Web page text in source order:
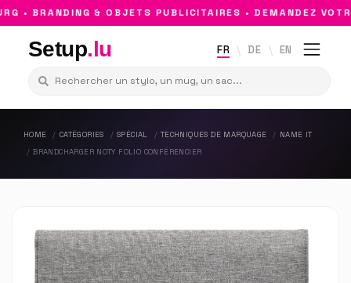
• BRANDING & OBJETS PUBLICITAIRES • DEMANDEZ
Setup.lu FR DE EN
HOME CATÉGORIES SPÉCIAL TECHNIQUES DE MARQUAGE
NAME IT
BRANDCHARGER NOTY FOLIO CONFÉRENCIER